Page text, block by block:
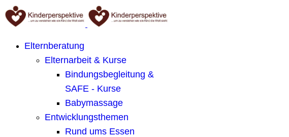
Elternberatung
Elternarbeit & Kurse
Bindungsbegleitung &
SAFE - Kurse
Babymassage
Entwicklungsthemen
Rund ums Essen